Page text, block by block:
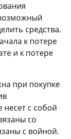
средства.
к потере
и к потере
при покупке
с собой
со
с войной.